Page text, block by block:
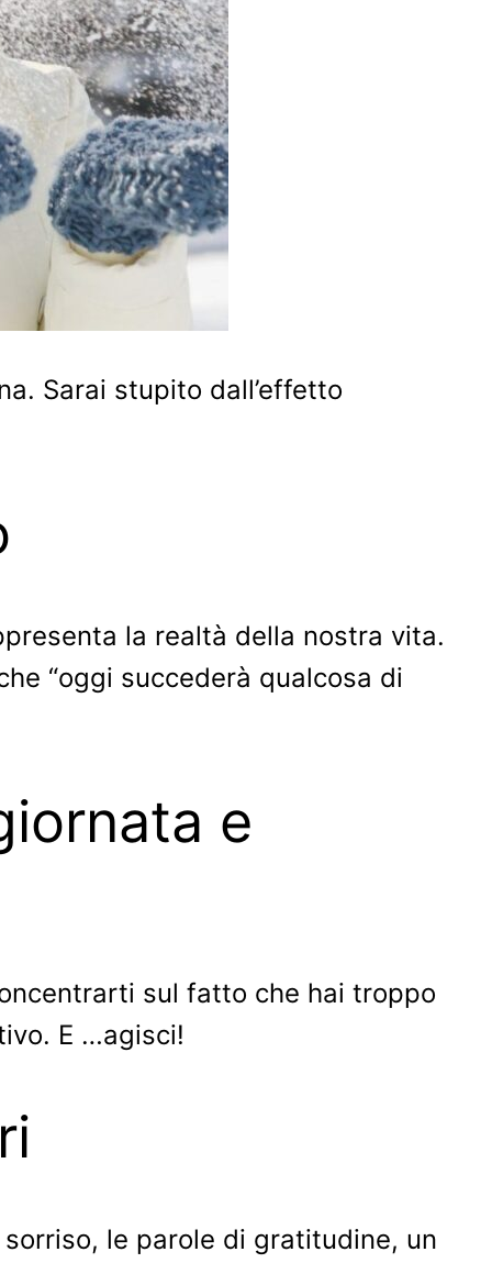
Sarai stupito dall’effetto
la realtà della nostra vita.
“oggi succederà qualcosa di
e
sul fatto che hai troppo
E …agisci!
le parole di gratitudine, un